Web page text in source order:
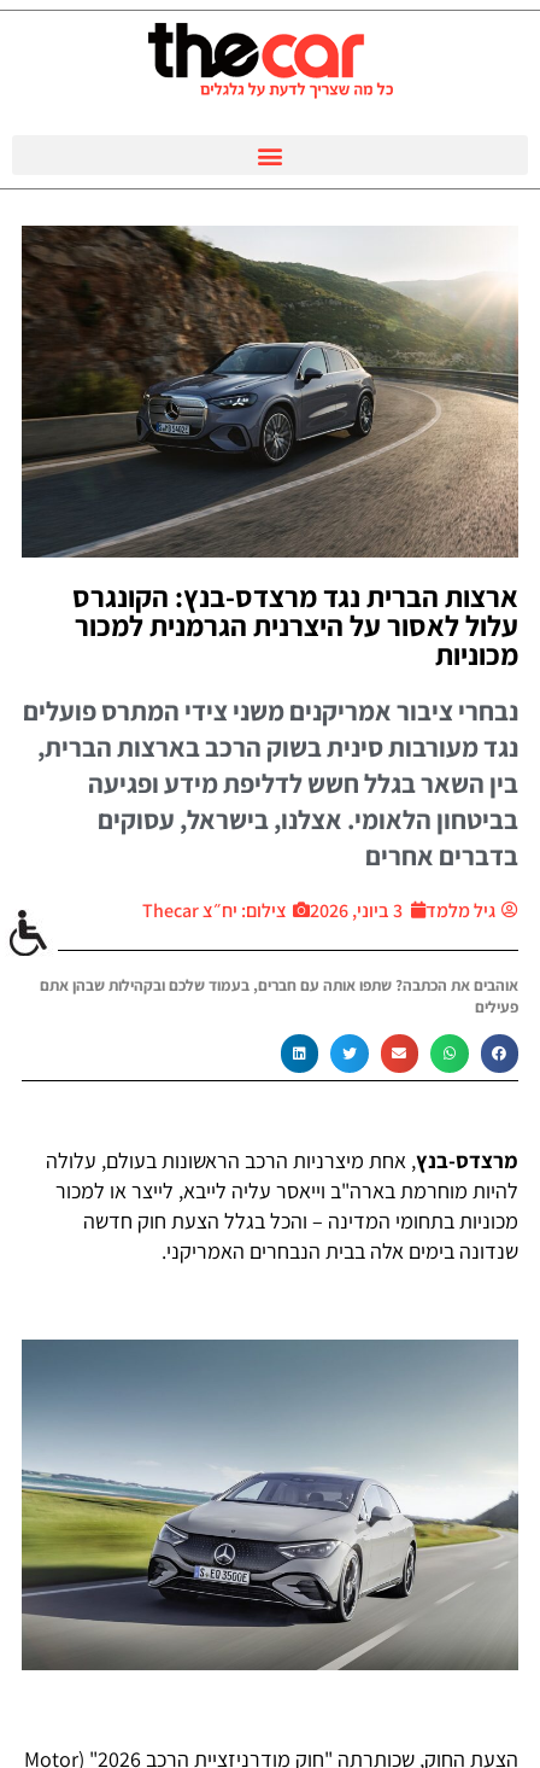
ארצות הברית נגד מרצדס-בנץ: הקונגרס
עלול לאסור על היצרנית הגרמנית למכור
מכוניות
נבחרי ציבור אמריקנים משני צידי המתרס פועלים
נגד מעורבות סינית בשוק הרכב בארצות הברית,
בין השאר בגלל חשש לדליפת מידע ופגיעה
בביטחון הלאומי. אצלנו, בישראל, עסוקים
בדברים אחרים
גיל מלמד 3 ביוני, 2026 צילום: יח״צ Thecar
אוהבים את הכתבה? שתפו אותה עם חברים, בעמוד שלכם ובקהילות שבהן אתם
פעילים
מרצדס-בנץ, אחת מיצרניות הרכב הראשונות בעולם, עלולה
להיות מוחרמת בארה"ב וייאסר עליה לייבא, לייצר או למכור
מכוניות בתחומי המדינה – והכל בגלל הצעת חוק חדשה
שנדונה בימים אלה בבית הנבחרים האמריקני.
הצעת החוק, שכותרתה "חוק מודרניזציית הרכב 2026" (Motor